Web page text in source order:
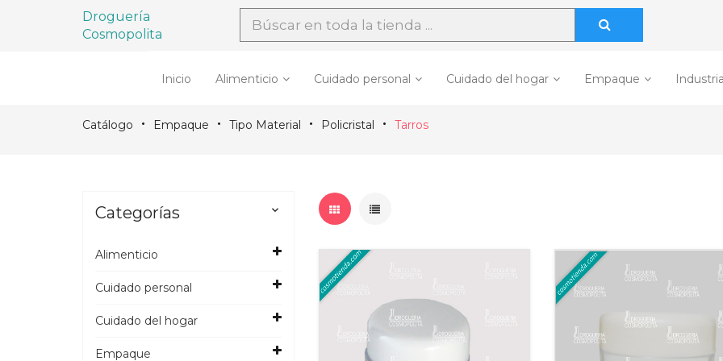
Droguería
Cosmopolita
Inicio Alimenticio Cuidado personal Cuidado del hogar Empaque
Catálogo Empaque Tipo Material Policristal Tarros
Categorías 
Alimenticio
Cuidado personal
Cuidado del hogar
Empaque